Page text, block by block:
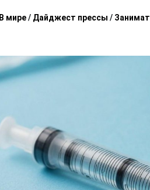
В мире/ Дайджест прессы /